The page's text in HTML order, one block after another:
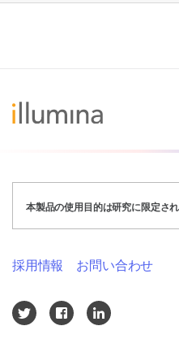
本製品の使用目的は研究に限定さ
採用情報 お問い合わせ